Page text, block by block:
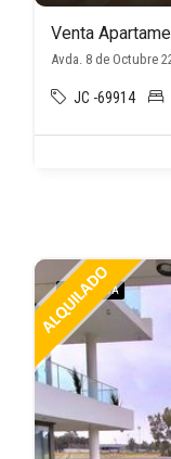
Avda. 8 de Octubre
JC -69914
DESTACADA